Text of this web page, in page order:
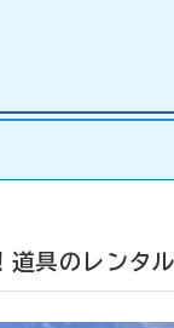
道具のレンタ